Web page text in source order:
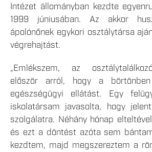
Intézet állományban kezdte
1999 júniusában. Az akkor
ápolónőnek egykori osztálytársa
végrehajtást.
„Emlékszem, az
először arról, hogy a
egészségügyi ellátást. Egy
iskolatársam javasolta, hogy
szolgálatra. Néhány hónap
és ezt a döntést azóta sem
kezdtem, majd megszereztem a